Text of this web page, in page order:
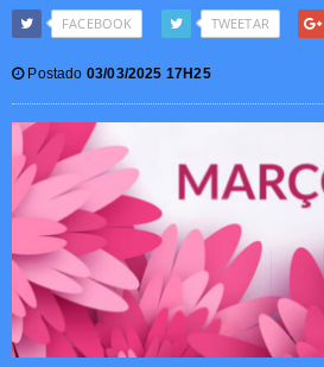
FACEBOOK TWEETAR
Postado 03/03/2025 17H25